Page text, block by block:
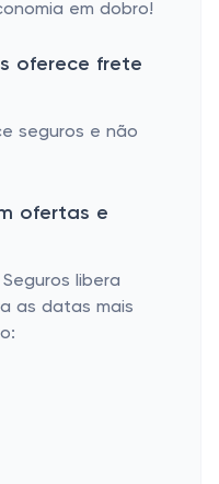
em dobro!
oferece frete
seguros e não
ofertas e
libera
as datas mais